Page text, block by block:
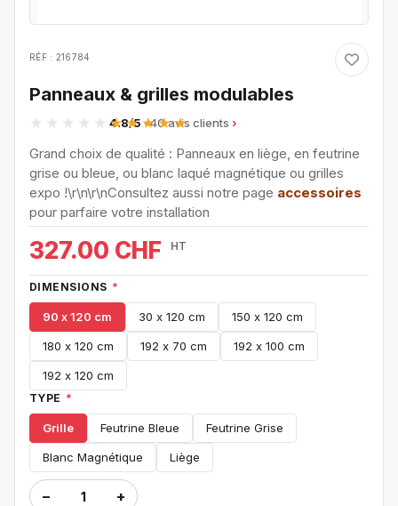
RÉF : 216784
Panneaux & grilles modulables
4.8/5· 40 avis clients
Grand choix de qualité : Panneaux en liège, en feutrine
grise ou bleue, ou blanc laqué magnétique ou grilles
expo !\r\n\r\nConsultez aussi notre page accessoires
pour parfaire votre installation
327.00 CHF HT
DIMENSIONS *
90 x 120 cm 30 x 120 cm 150 x 120 cm
180 x 120 cm 192 x 70 cm 192 x 100 cm
192 x 120 cm
TYPE *
Grille Feutrine Bleue Feutrine Grise
Blanc Magnétique Liège
− +